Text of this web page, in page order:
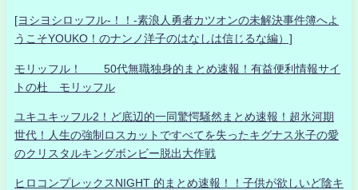
[ヨシヨシロッフル-！！-素浪人勇者カツオンの未解決事件簿へよ
うこそYOUKO！のナンノ洋子のはなしは信じるな編）]
モリッフル！ 50代無職独身的まとめ速報！有益便利情報サイ
トの杜 モリッフル
ユキユキッフル2！ど底辺的一同驚愕騒然まとめ速報！超氷河期
世代！人生の強制ロスカットですべてを失ったキグナス氷子の愛
のクリスタルキングボンビー脱出大作戦
ヒロコンプレックスNIGHT 的まとめ速報！！子供が欲しいど陰キ